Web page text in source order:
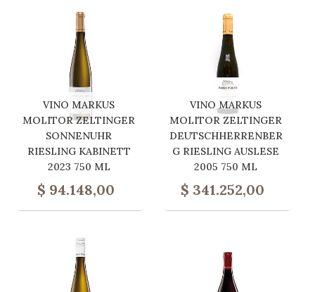
VINO MARKUS
MOLITOR ZELTINGER
SONNENUHR
RIESLING KABINETT
2023 750 ML
$ 94.148,00
VINO MARKUS
MOLITOR ZELTINGER
DEUTSCHHERRENBER
G RIESLING AUSLESE
2005 750 ML
$ 341.252,00